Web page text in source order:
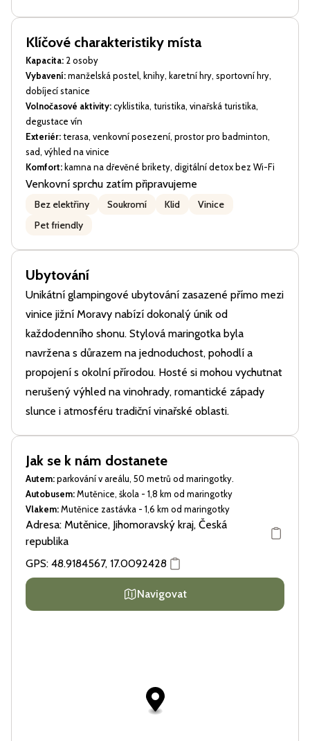
Klíčové charakteristiky místa
Kapacita: 2 osoby
Vybavení:manželská postel, knihy, karetní hry, sportovní hry,
dobíjecí stanice
Volnočasové aktivity:cyklistika, turistika, vinařská turistika,
degustace vín
Exteriér:terasa, venkovní posezení, prostor pro badminton,
sad, výhled na vinice
Komfort: kamna na dřevěné brikety, digitální detox bez Wi-Fi
Venkovní sprchu zatím připravujeme
Bez elektřiny Soukromí Klid
Vinice
Pet friendly
Ubytování
Unikátní glampingové ubytování zasazené přímo mezi
vinice jižní Moravy nabízí dokonalý únik od
každodenního shonu. Stylová maringotka byla
navržena s důrazem na jednoduchost, pohodlí a
propojení s okolní přírodou. Hosté si mohou vychutnat
nerušený výhled na vinohrady, romantické západy
slunce i atmosféru tradiční vinařské oblasti.
Jak se k nám dostanete
Autem:parkování v areálu, 50 metrů od maringotky.
Autobusem:Mutěnice, škola - 1,8 km od maringotky
Vlakem:Mutěnice zastávka - 1,6 km od maringotky
Adresa: Mutěnice, Jihomoravský kraj, Česká
republika
GPS: 48.9184567, 17.0092428
Navigovat